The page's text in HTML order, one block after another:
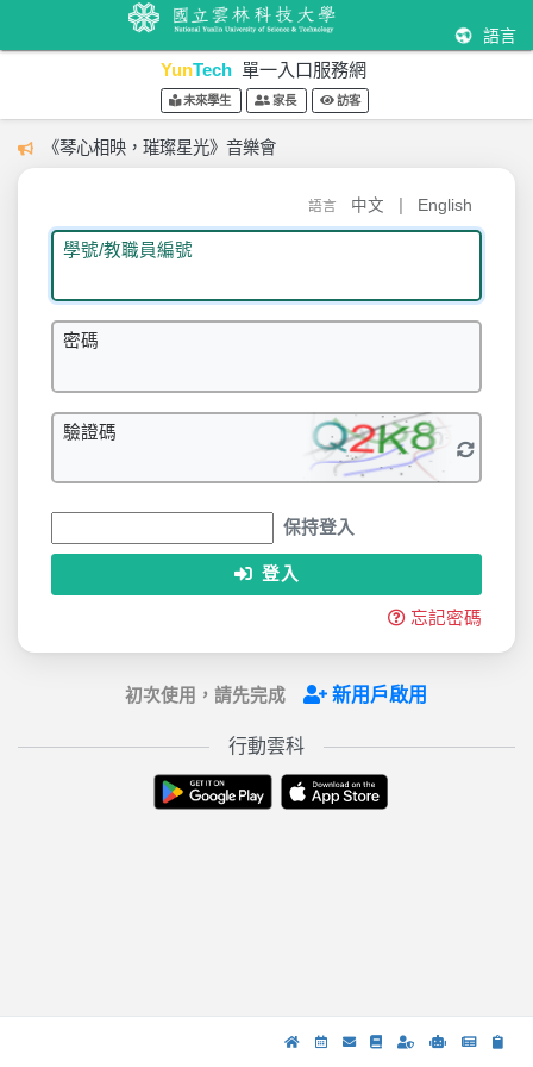
語言
YunTech 單一入口服務網
未來學生 家長 訪客
《琴心相映，璀璨星光》音樂會
語言 中文 English
學號/教職員編號
密碼
驗證碼
保持登入
登入
忘記密碼
初次使用，請先完成 新用戶啟用
行動雲科